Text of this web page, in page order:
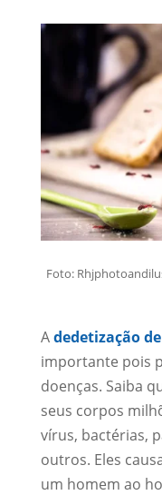
Foto:
Adedetização
importante pois
doenças. Saiba
seus corpos
vírus, bactérias,
outros. Eles
um homem ao